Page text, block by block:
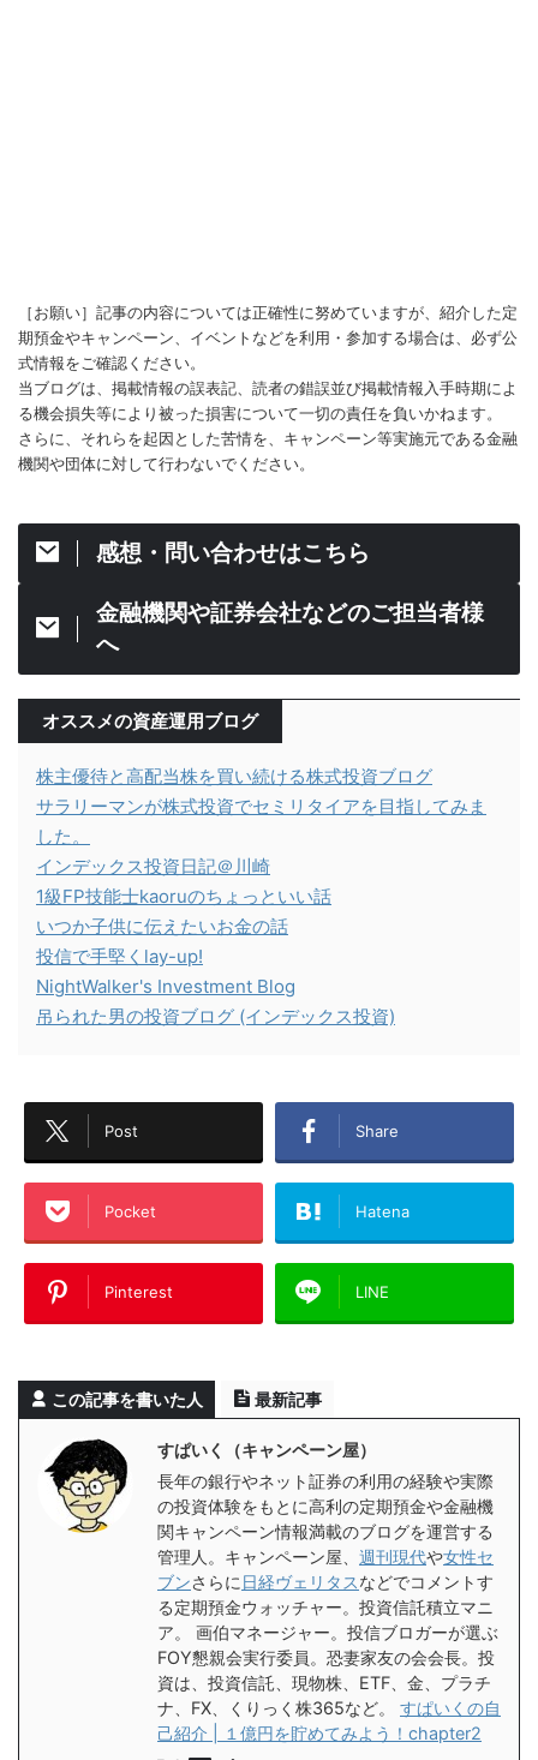
［お願い］記事の内容については正確性に努めていますが、紹介した定
期預金やキャンペーン、イベントなどを利用・参加する場合は、必ず公
式情報をご確認ください。
当ブログは、掲載情報の誤表記、読者の錯誤並び掲載情報入手時期によ
る機会損失等により被った損害について一切の責任を負いかねます。
さらに、それらを起因とした苦情を、キャンペーン等実施元である金融
機関や団体に対して行わないでください。
感想・問い合わせはこちら
金融機関や証券会社などのご担当者様
へ
オススメの資産運用ブログ
株主優待と高配当株を買い続ける株式投資ブログ
サラリーマンが株式投資でセミリタイアを目指してみま
した。
インデックス投資日記＠川崎
1級FP技能士kaoruのちょっといい話
いつか子供に伝えたいお金の話
投信で手堅くlay-up!
NightWalker's Investment Blog
吊られた男の投資ブログ (インデックス投資)
Post Share
Pocket Hatena
Pinterest LINE
この記事を書いた人 最新記事
すぱいく（キャンペーン屋）
長年の銀行やネット証券の利用の経験や実際
の投資体験をもとに高利の定期預金や金融機
関キャンペーン情報満載のブログを運営する
管理人。キャンペーン屋、 週刊現代や女性セ
ブンさらに 日経ヴェリタスなどでコメントす
る定期預金ウォッチャー。投資信託積立マニ
ア。 画伯マネージャー。投信ブロガーが選ぶ
FOY懇親会実行委員。恐妻家友の会会長。投
資は、投資信託、現物株、ETF、金、プラチ
ナ、FX、くりっく株365など。 すぱいくの自
己紹介 | １億円を貯めてみよう！chapter2